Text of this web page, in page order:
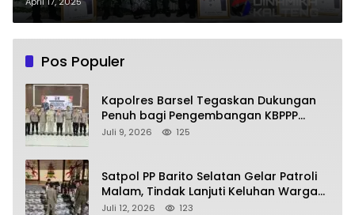
dan Olahraga
Pos Populer
Kapolres Barsel Tegaskan Dukungan
Penuh bagi Pengembangan KBPPP
Kalimantan Tengah
Juli 9, 2026 125
Satpol PP Barito Selatan Gelar Patroli
Malam, Tindak Lanjuti Keluhan Warga
soal Balap Liar dan Remaja Nongkrong
Juli 12, 2026 123